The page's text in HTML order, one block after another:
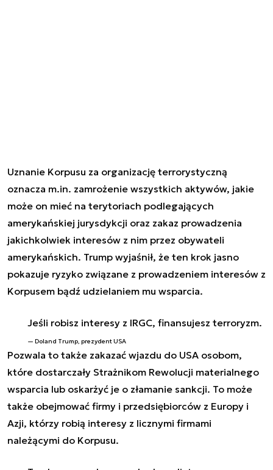
Uznanie Korpusu za organizację terrorystyczną
oznacza m.in. zamrożenie wszystkich aktywów, jakie
może on mieć na terytoriach podlegających
amerykańskiej jurysdykcji oraz zakaz prowadzenia
jakichkolwiek interesów z nim przez obywateli
amerykańskich. Trump wyjaśnił, że ten krok jasno
pokazuje ryzyko związane z prowadzeniem interesów z
Korpusem bądź udzielaniem mu wsparcia.
Jeśli robisz interesy z IRGC, finansujesz terroryzm.
Doland Trump, prezydent USA
Pozwala to także zakazać wjazdu do USA osobom,
które dostarczały Strażnikom Rewolucji materialnego
wsparcia lub oskarżyć je o złamanie sankcji. To może
także obejmować firmy i przedsiębiorców z Europy i
Azji, którzy robią interesy z licznymi firmami
należącymi do Korpusu.